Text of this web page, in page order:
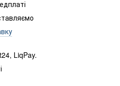
, LiqPay.